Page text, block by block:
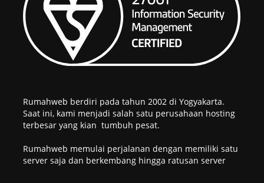
Rumahweb berdiri pada tahun 2002 di Yogyakarta.
Saat ini, kami menjadi salah satu perusahaan hosting
terbesar yang kian tumbuh pesat.
Rumahweb memulai perjalanan dengan memiliki satu
server saja dan berkembang hingga ratusan server